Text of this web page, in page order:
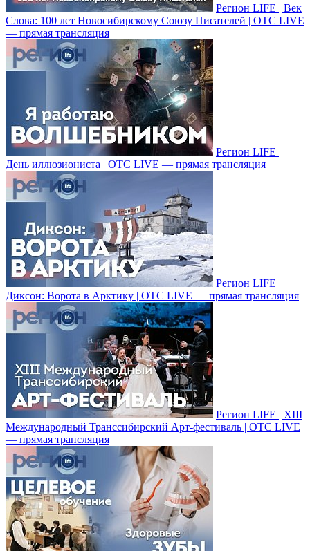
Регион LIFE | Век
Слова: 100 лет Новосибирскому Союзу Писателей | ОТС LIVE
— прямая трансляция
Регион LIFE |
День иллюзиониста | ОТС LIVE — прямая трансляция
Регион LIFE |
Диксон: Ворота в Арктику | ОТС LIVE — прямая трансляция
Регион LIFE | XIII
Международный Транссибирский Арт-фестиваль | ОТС LIVE
— прямая трансляция